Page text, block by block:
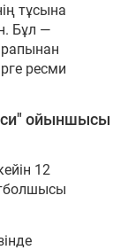
тұсына
Бұл —
ресми
ойыншысы
12